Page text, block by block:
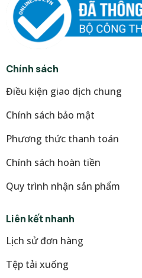
Chính sách
Điều kiện giao dịch chung
Chính sách bảo mật
Phương thức thanh toán
Chính sách hoàn tiền
Quy trình nhận sản phẩm
Liên kết nhanh
Lịch sử đơn hàng
Tệp tải xuống